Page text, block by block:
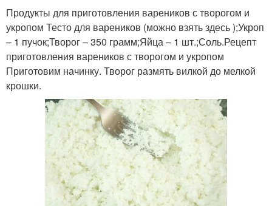
Продукты для приготовления вареников с творогом и
укропом Тесто для вареников (можно взять здесь );Укроп
– 1 пучок;Творог – 350 грамм;Яйца – 1 шт.;Соль.Рецепт
приготовления вареников с творогом и укропом
Приготовим начинку. Творог размять вилкой до мелкой
крошки.